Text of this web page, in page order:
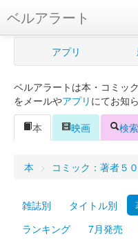
ベルアラート
ベルアラートとは
新規登録
ログイン
Myシェルフ
アプリ
ベルアラートは本・コミッ
をメールやアプリ にてお知
本
映画 検索
本 > コミック：著者５
雑誌別 タイトル別
ランキング
7月発売